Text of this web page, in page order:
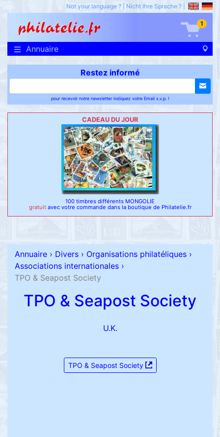
Not your language ? Nicht Ihre Sprache ?
1
Annuaire
Restez informé
pour recevoir notre newsletter indiquez votre Email s.v.p. !
CADEAU DU JOUR
100 timbres différents MONGOLIE
gratuit avec votre commande dans la boutique de Philatelie.fr
Annuaire › Divers › Organisations philatéliques ›
Associations internationales ›
TPO & Seapost Society
TPO & Seapost Society
U.K.
TPO & Seapost Society